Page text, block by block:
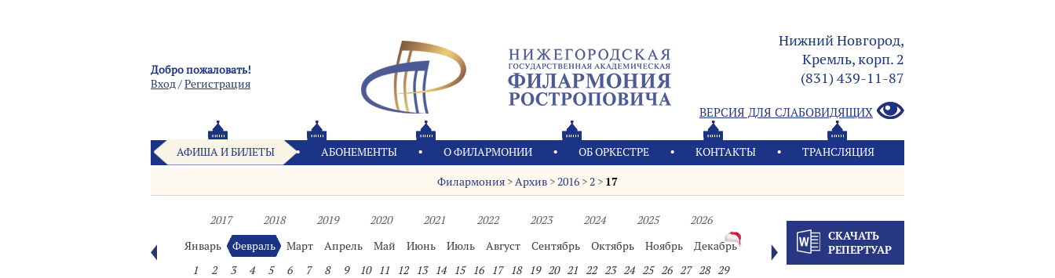
Добро пожаловать!
Вход/Pегистрация
Нижний Новгород,
Кремль, корп. 2
(831) 439-11-87
ВЕРСИЯ ДЛЯ СЛАБОВИДЯЩИХ
АФИША И БИЛЕТЫ АБОНЕМЕНТЫ О ФИЛАРМОНИИ OБ ОРКЕСТРЕ КОНТАКТЫ ТРАНСЛЯЦИЯ
Филармония >Архив >2016 >2 > 17
2017 2018 2019 2020 2021 2022 2023 2024 2025
2026
Январь
Февраль Март Апрель Май Июнь Июль Август Сентябрь Октябрь Ноябрь
Декабрь
1
2 3 4 5 6 7 8 9 10 11 12 13 14 15 16 17 18 19 20 21 22 23 24 25 26 27 28 29
СКАЧАТЬ
РЕПЕРТУАР